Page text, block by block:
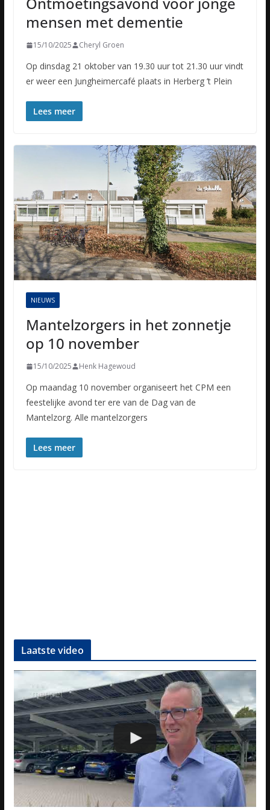
mensen met dementie
15/10/2025 Cheryl Groen
Op dinsdag 21 oktober van 19.30 uur tot 21.30 uur vindt
er weer een Jungheimercafé plaats in Herberg ’t Plein
Lees meer
NIEUWS
Mantelzorgers in het zonnetje
op 10 november
15/10/2025 Henk Hagewoud
Op maandag 10 november organiseert het CPM een
feestelijke avond ter ere van de Dag van de
Mantelzorg. Alle mantelzorgers
Lees meer
Laatste video